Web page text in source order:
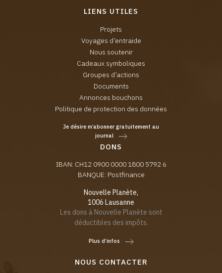
LIENS UTILES
Projets
Voyages d’entraide
Nous soutenir
Cadeaux symboliques
Groupes d’actions
Documents
Annonces bouchons
Politique de protection des données
Je désire m’abonner gratuitement au
journal
DONS
IBAN: CH12 0900 0000 1800 5792 6
BANQUE: Postfinance
Nouvelle Planète,
1006 Lausanne
Les dons à Nouvelle Planète sont
déductibles des impôts.
Plus d’infos
NOUS CONTACTER